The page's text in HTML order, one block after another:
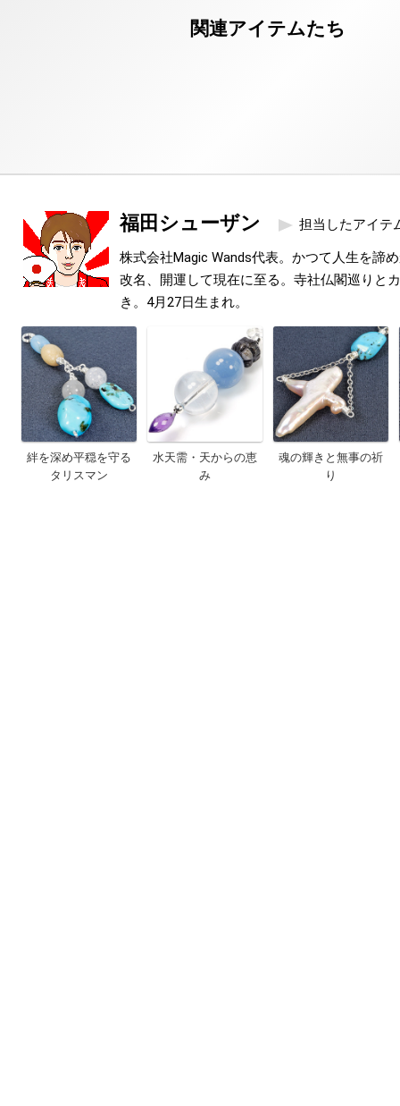
福田シューザン 担当したアイテ
株式会社Magic Wands代表。かつて人生を諦
改名、開運して現在に至る。寺社仏閣巡りと
き。4月27日生まれ。
絆を深め平穏を守る
タリスマン
水天需・天からの恵
み
魂の輝きと無事の祈
り